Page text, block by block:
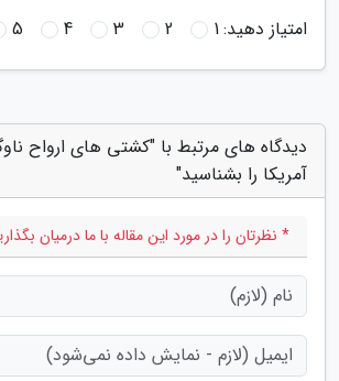
امتیاز دهید:1
2
3
4
5
دیدگاه های مرتبط با "کشتی های ارواح
آمریکا را بشناسید"
* نظرتان را در مورد این مقاله با ما درمیان